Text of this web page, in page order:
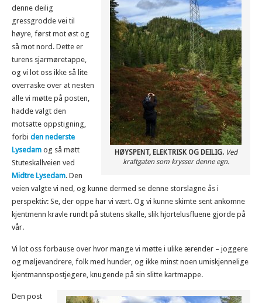
HØYSPENT, ELEKTRISK OG DEILIG. Ved
kraftgaten som krysser denne egn.
denne deilig
gressgrodde vei til
høyre, først mot øst og
så mot nord. Dette er
turens sjarmøretappe,
og vi lot oss ikke så lite
overraske over at nesten
alle vi møtte på posten,
hadde valgt den
motsatte oppstigning,
forbi den nederste
Lysedam og så møtt
Stuteskallveien ved
Midtre Lysedam. Den
veien valgte vi ned, og kunne dermed se denne storslagne ås i
perspektiv: Se, der oppe har vi vært. Og vi kunne skimte sent ankomne
kjentmenn kravle rundt på stutens skalle, slik hjortelusfluene gjorde på
vår.
Vi lot oss forbause over hvor mange vi møtte i ulike ærender – joggere
og møljevandrere, folk med hunder, og ikke minst noen umiskjennelige
kjentmannspostjegere, knugende på sin slitte kartmappe.
Den post